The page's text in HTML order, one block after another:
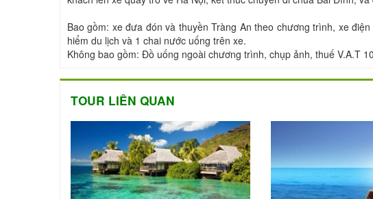
Bao gồm: xe đưa đón và thuyền Tràng An theo chương trình, xe
hiểm du lịch và 1 chai nước uống trên xe.
Không bao gồm: Đồ uống ngoài chương trình, chụp ảnh, thuế V.A.T
TOUR LIÊN QUAN